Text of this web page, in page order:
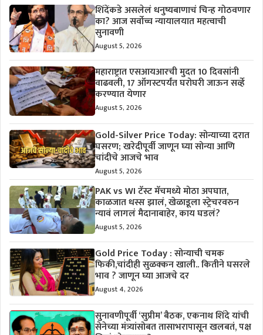
शिंदेंकडे असलेलं धनुष्यबाणाचं चिन्ह गोठवणार
का? आज सर्वोच्च न्यायालयात महत्वाची
सुनावणी
August 5, 2026
महाराष्ट्रात एसआयआरची मुदत 10 दिवसांनी
वाढवली, 17 ऑगस्टपर्यंत घरोघरी जाऊन सर्व्हे
करण्यात येणार
August 5, 2026
Gold-Silver Price Today: सोन्याच्या दरात
घसरण; खरेदीपूर्वी जाणून घ्या सोन्या आणि
चांदीचे आजचे भाव
August 5, 2026
PAK vs WI टॅस्ट मॅचमध्ये मोठा अपघात,
काळजात धस्स झालं, खेळाडूला स्ट्रेचरवरुन
न्यावं लागलं मैदानाबाहेर, काय घडलं?
August 5, 2026
Gold Price Today : सोन्याची चमक
फिकी,चांदीही सुळक्कन खाली.. कितीने घसरले
भाव ? जाणून घ्या आजचे दर
August 4, 2026
सुनावणीपूर्वी ‘सुप्रीम’ बैठक, एकनाथ शिंदे यांची
सेनेच्या मंत्र्यांसोबत तासाभरापासून खलबतं, पक्ष